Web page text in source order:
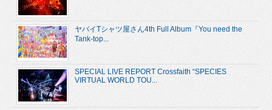
ヤバイTシャツ屋さん4th Full Album『You need the
Tank-top...
SPECIAL LIVE REPORT Crossfaith “SPECIES
VIRTUAL WORLD TOU...